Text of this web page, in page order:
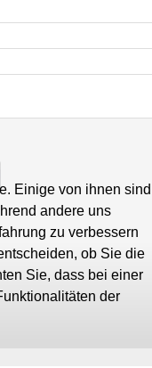
Einige von ihnen sind
andere uns
zu verbessern
ob Sie die
Sie, dass bei einer
der